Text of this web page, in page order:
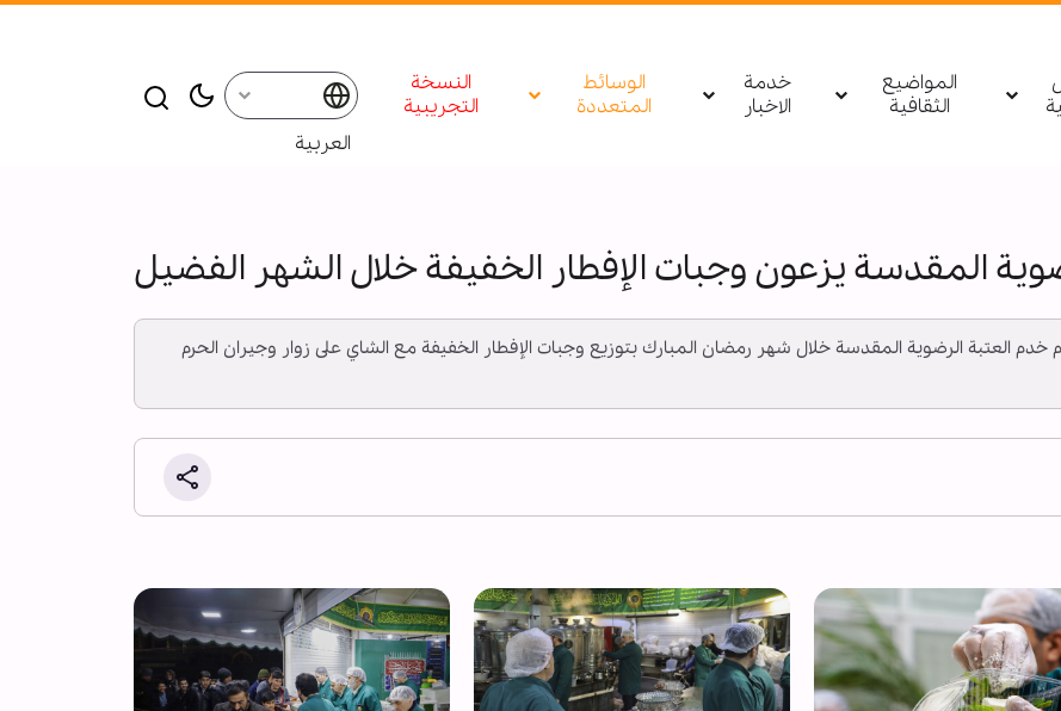
المواضيع
الثقافية
خدمة
الاخبار
الوسائط
المتعددة
النسخة
التجريبية
العربية
المقدسة يزعون وجبات الإفطار الخفيفة خلال الشهر الفضيل
خدم العتبة الرضوية المقدسة خلال شهر رمضان المبارك بتوزيع وجبات الإفطار الخفیفة مع الشاي على زوار وجيران الحرم